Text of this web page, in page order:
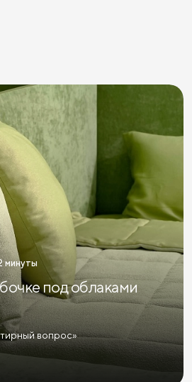
Синие комоды в спальню
Комоды в спальню графит
Голубые комоды в спальню
Комоды Ясень
5 ящиков
минуты
под облаками
вопрос»